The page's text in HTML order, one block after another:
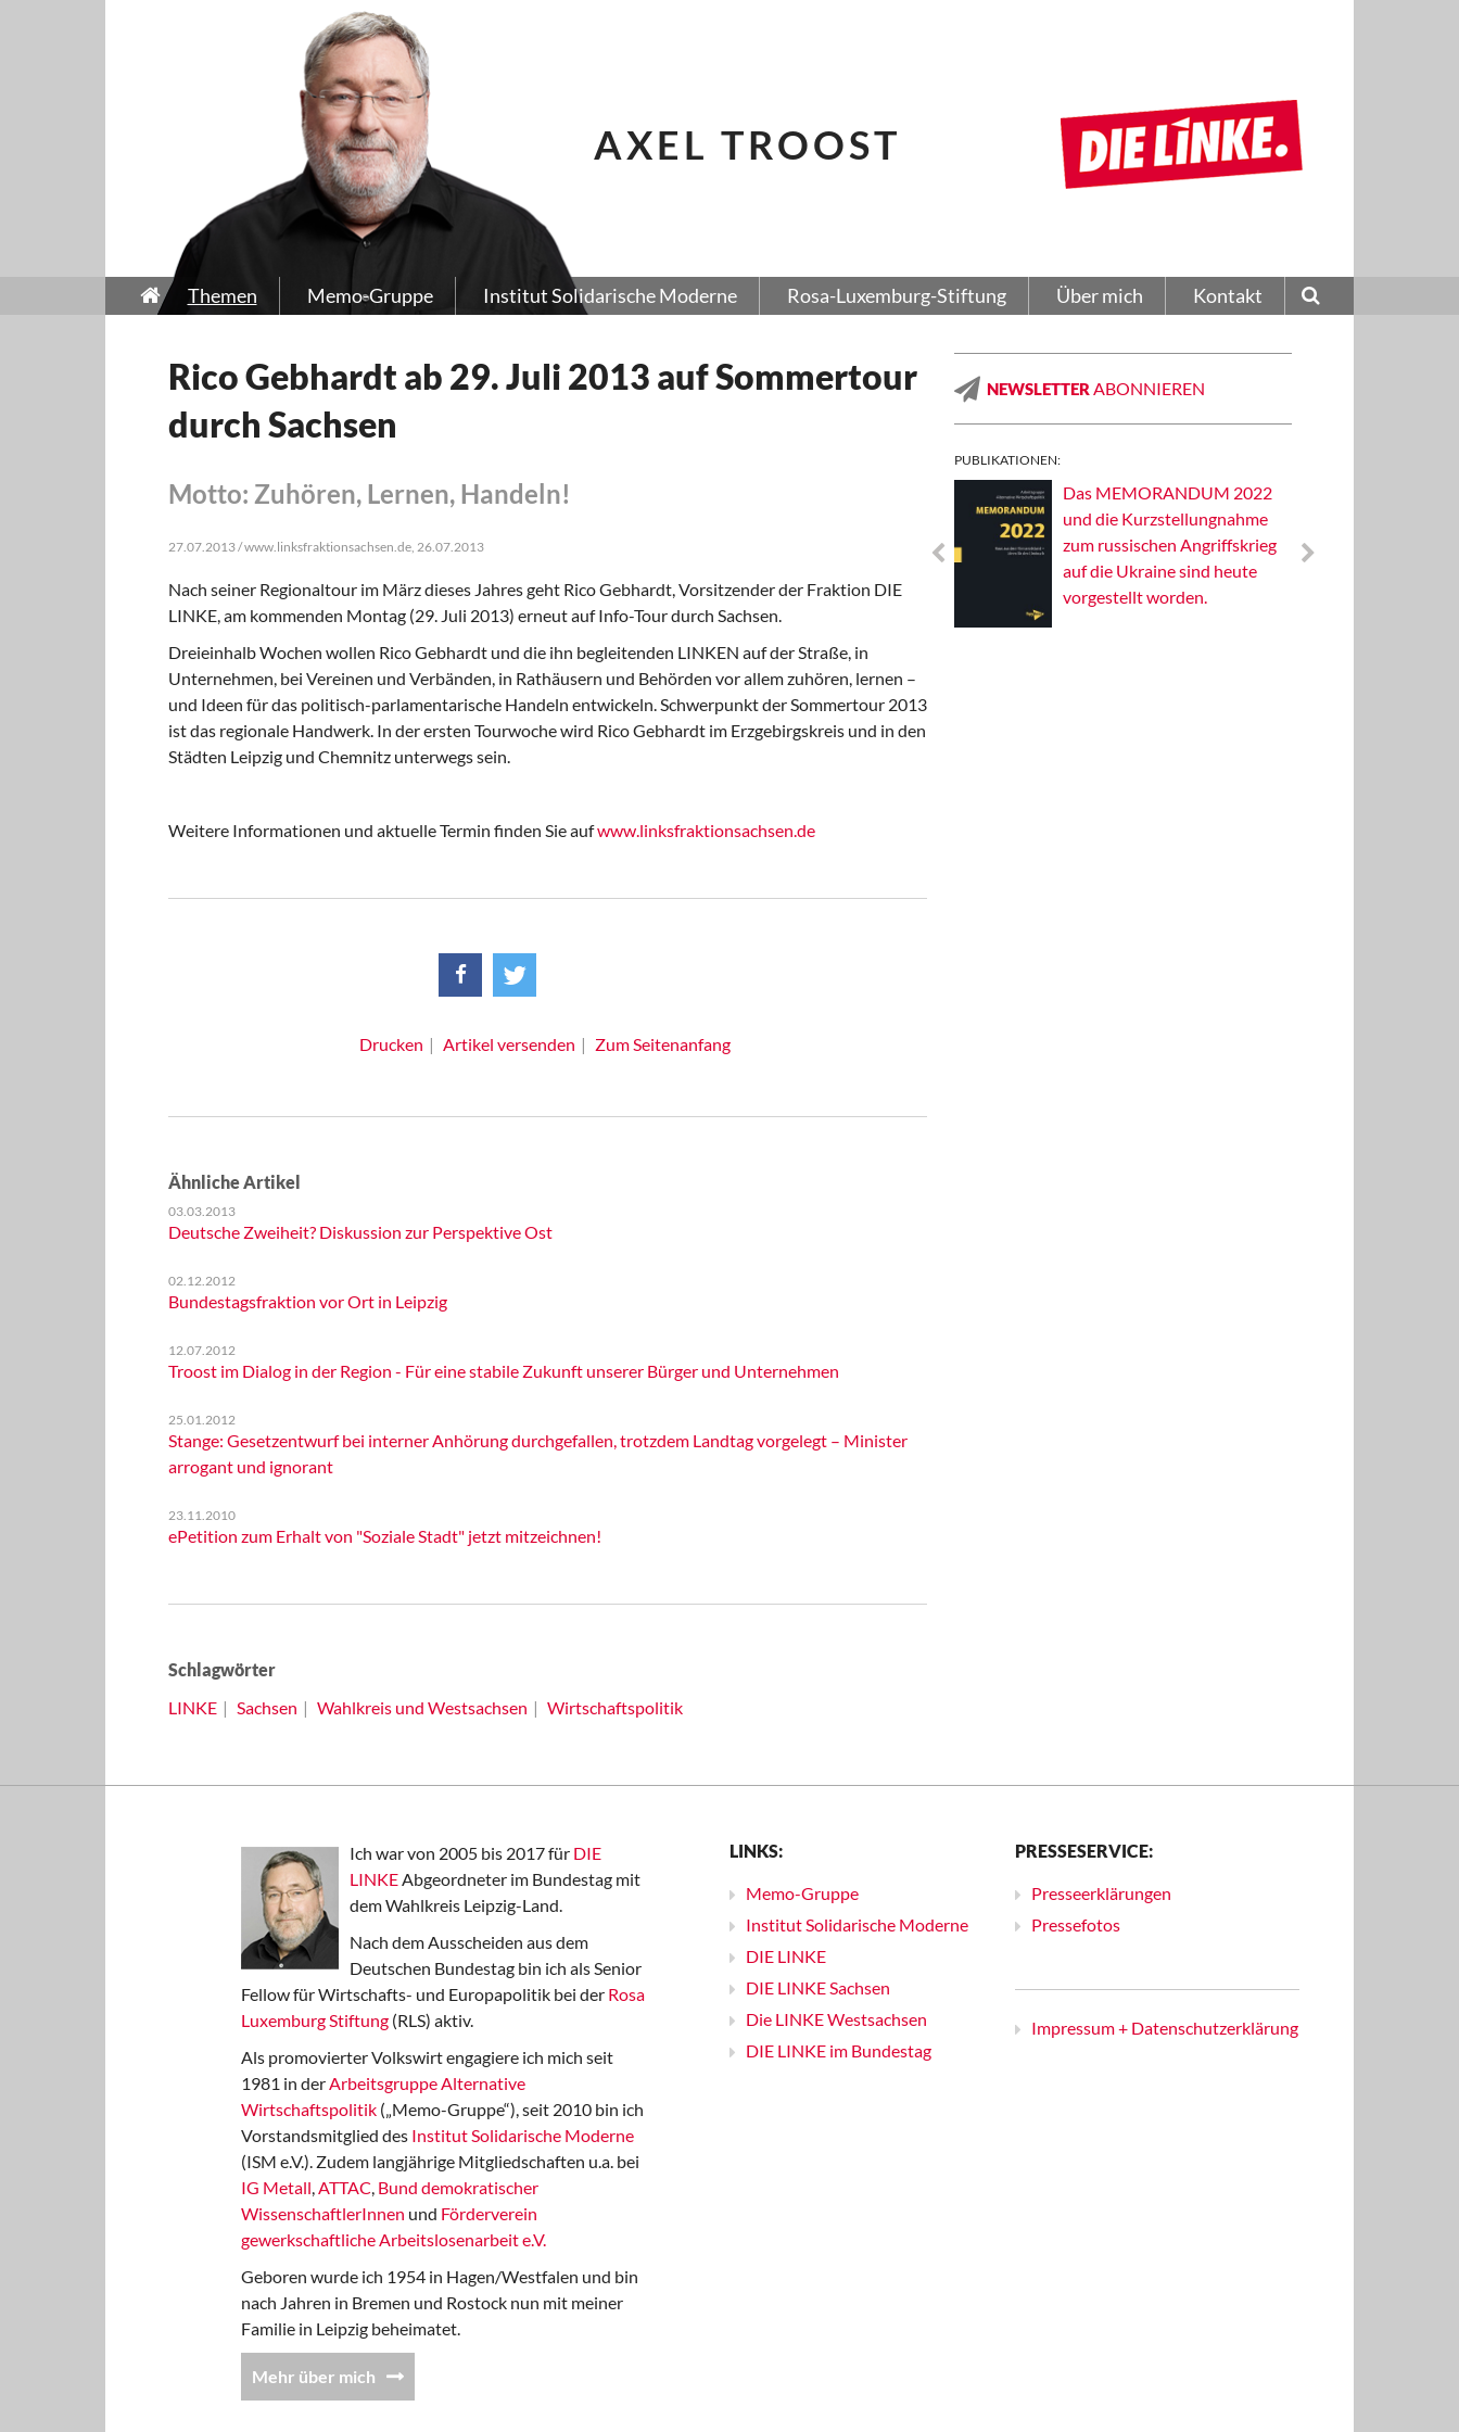
AXEL TROOST
Themen Memo-Gruppe Institut Solidarische Moderne Rosa-Luxemburg-Stiftung Über mich Kontakt
Rico Gebhardt ab 29. Juli 2013 auf Sommertour
durch Sachsen
Motto: Zuhören, Lernen, Handeln!
27.07.2013 / www.linksfraktionsachsen.de, 26.07.2013
Nach seiner Regionaltour im März dieses Jahres geht Rico Gebhardt, Vorsitzender der Fraktion DIE
LINKE, am kommenden Montag (29. Juli 2013) erneut auf Info-Tour durch Sachsen.
Dreieinhalb Wochen wollen Rico Gebhardt und die ihn begleitenden LINKEN auf der Straße, in
Unternehmen, bei Vereinen und Verbänden, in Rathäusern und Behörden vor allem zuhören, lernen –
und Ideen für das politisch-parlamentarische Handeln entwickeln. Schwerpunkt der Sommertour 2013
ist das regionale Handwerk. In der ersten Tourwoche wird Rico Gebhardt im Erzgebirgskreis und in den
Städten Leipzig und Chemnitz unterwegs sein.
Weitere Informationen und aktuelle Termin finden Sie aufwww.linksfraktionsachsen.de
Drucken Artikel versenden Zum Seitenanfang
Ähnliche Artikel
03.03.2013
Deutsche Zweiheit? Diskussion zur Perspektive Ost
02.12.2012
Bundestagsfraktion vor Ort in Leipzig
12.07.2012
Troost im Dialog in der Region - Für eine stabile Zukunft unserer Bürger und Unternehmen
25.01.2012
Stange: Gesetzentwurf bei interner Anhörung durchgefallen, trotzdem Landtag vorgelegt – Minister
arrogant und ignorant
23.11.2010
ePetition zum Erhalt von "Soziale Stadt" jetzt mitzeichnen!
Schlagwörter
LINKE
Sachsen Wahlkreis und Westsachsen Wirtschaftspolitik
NEWSLETTER ABONNIEREN
PUBLIKATIONEN:
Das MEMORANDUM 2022
und die Kurzstellungnahme
zum russischen Angriffskrieg
auf die Ukraine sind heute
vorgestellt worden.
Ich war von 2005 bis 2017 für DIE
LINKEAbgeordneter im Bundestag mit
dem Wahlkreis Leipzig-Land.
Nach dem Ausscheiden aus dem
Deutschen Bundestag bin ich als Senior
Fellow für Wirtschafts- und Europapolitik bei der Rosa
Luxemburg Stiftung (RLS) aktiv.
Als promovierter Volkswirt engagiere ich mich seit
1981 in derArbeitsgruppe Alternative
Wirtschaftspolitik („Memo-Gruppe“), seit 2010 bin ich
Vorstandsmitglied des Institut Solidarische Moderne
(ISM e.V.). Zudem langjährige Mitgliedschaften u.a. bei
IG Metall,ATTAC, Bund demokratischer
WissenschaftlerInnen und Förderverein
gewerkschaftliche Arbeitslosenarbeit e.V.
Geboren wurde ich 1954 in Hagen/Westfalen und bin
nach Jahren in Bremen und Rostock nun mit meiner
Familie in Leipzig beheimatet.
Mehr über mich
LINKS:
Memo-Gruppe
Institut Solidarische Moderne
DIE LINKE
DIE LINKE Sachsen
Die LINKE Westsachsen
DIE LINKE im Bundestag
PRESSESERVICE:
Presseerklärungen
Pressefotos
Impressum + Datenschutzerklärung